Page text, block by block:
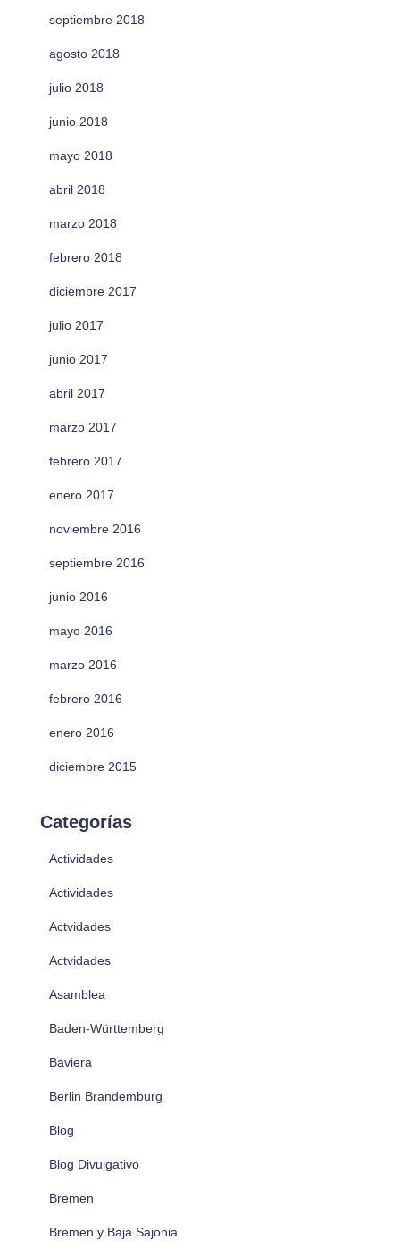
septiembre 2018
agosto 2018
julio 2018
junio 2018
mayo 2018
abril 2018
marzo 2018
febrero 2018
diciembre 2017
julio 2017
junio 2017
abril 2017
marzo 2017
febrero 2017
enero 2017
noviembre 2016
septiembre 2016
junio 2016
mayo 2016
marzo 2016
febrero 2016
enero 2016
diciembre 2015
Categorías
Actividades
Actividades
Actvidades
Actvidades
Asamblea
Baden-Württemberg
Baviera
Berlin Brandemburg
Blog
Blog Divulgativo
Bremen
Bremen y Baja Sajonia